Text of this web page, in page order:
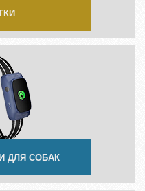
ДЛЯ СОБАК